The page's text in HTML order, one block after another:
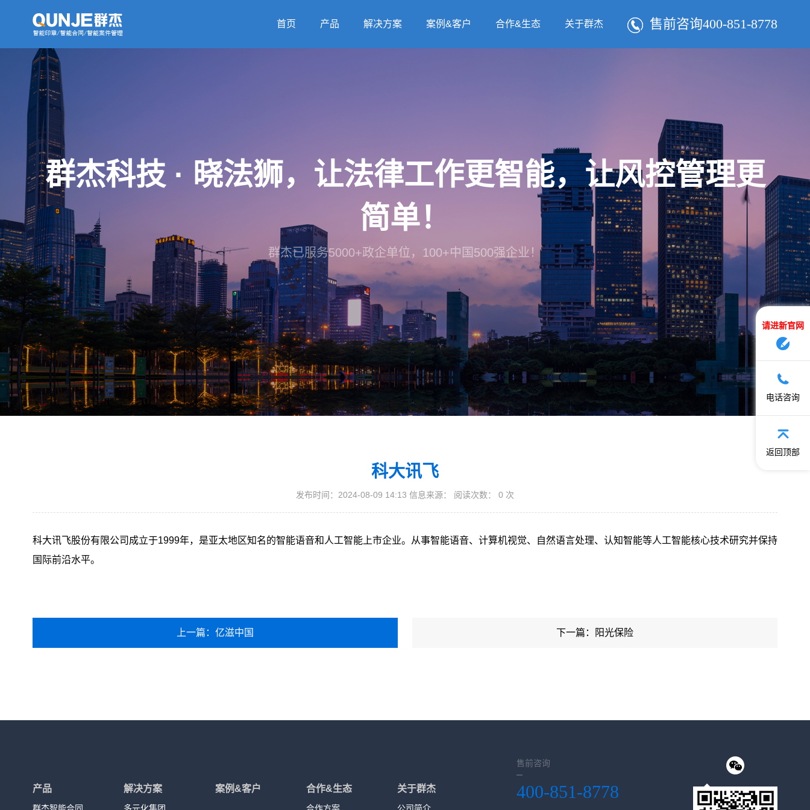
售前咨询400-851-8778
首页 产品 解决方案 案例&客户 合作&生态 关于群杰
群杰科技 · 晓法狮，让法律工作更智能，让风控管理更
简单！
群杰已服务5000+政企单位，100+中国500强企业！
科大讯飞
发布时间：2024-08-09 14:13 信息来源： 阅读次数： 0 次
科大讯飞股份有限公司成立于1999年，是亚太地区知名的智能语音和人工智能上市企业。从事智能语音、计算机视觉、自然语言处理、认知智能等人工智能核心技术研究并保持
国际前沿水平。
上一篇：亿滋中国 下一篇：阳光保险
产品 解决方案 案例&客户 合作&生态 关于群杰
售前咨询
400-851-8778
请进新官网
电话咨询
返回顶部